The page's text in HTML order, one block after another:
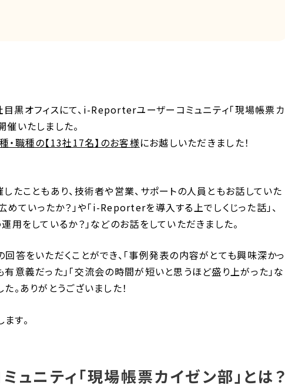
目黒オフィスにて、i-Reporterユーザーコミュニティ「現場帳票カ
いたしました。
・職種の【13社17名】のお客様にお越しいただきました！
たこともあり、技術者や営業、サポートの人員ともお話していた
ていったか？」や「i-Reporterを導入する上でしくじった話」、
用をしているか？」などのお話をしていただきました。
答をいただくことができ、「事例発表の内容がとても興味深かっ
有意義だった」「交流会の時間が短いと思うほど盛り上がった」な
。ありがとうございました！
す。
ニティ「現場帳票カイゼン部」とは？